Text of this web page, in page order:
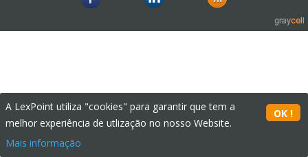
A LexPoint utiliza "cookies" para garantir que tem a
melhor experiência de utlização no nosso Website.
Mais informação